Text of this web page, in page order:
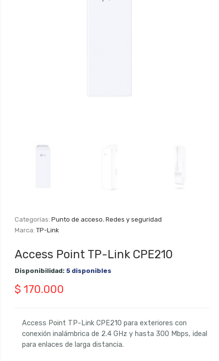
Categorías:Punto de acceso,Redes y seguridad
Marca:TP-Link
Access Point TP-Link CPE210
Disponibilidad: 5 disponibles
$ 170.000
Access Point TP-Link CPE210 para exteriores con
conexión inalámbrica de 2.4 GHz y hasta 300 Mbps, ideal
para enlaces de larga distancia.